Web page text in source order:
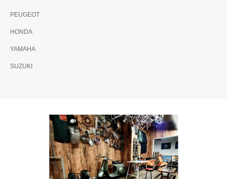
PEUGEOT
HONDA
YAMAHA
SUZUKI